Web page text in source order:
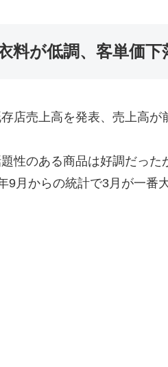
料が低調、客単価下
店売上高を発表、売上高が
性のある商品は好調だっ
9月からの統計で3月が一番